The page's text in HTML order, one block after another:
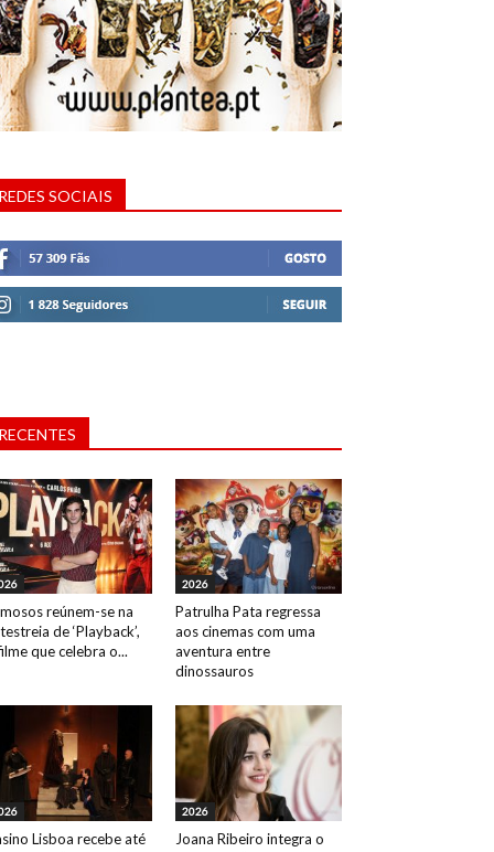
SOCIAIS
reúnem-se na
de ‘Playback’,
que celebra o...
2026
Patrulha Pata regressa
aos cinemas com uma
aventura entre
dinossauros
Lisboa recebe até
2026
Joana Ribeiro integra o